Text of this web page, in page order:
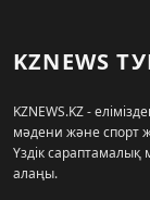
KZNEWS
KZNEWS.KZ -
мәдени және спорт
Үздік
алаңы.